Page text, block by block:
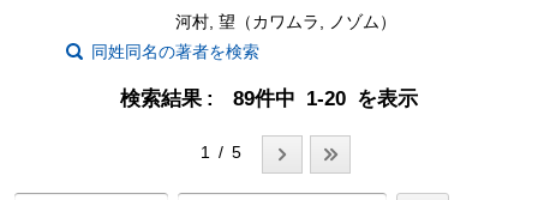
河村, 望（カワムラ, ノゾム）
同姓同名の著者を検索
検索結果 89件中 1-20 を表示
1 / 5